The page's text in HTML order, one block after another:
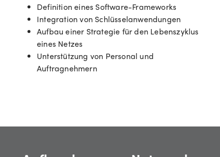
Definition eines Software-Frameworks
Integration von Schlüsselanwendungen
Aufbau einer Strategie für den Lebenszyklus
eines Netzes
Unterstützung von Personal und
Auftragnehmern